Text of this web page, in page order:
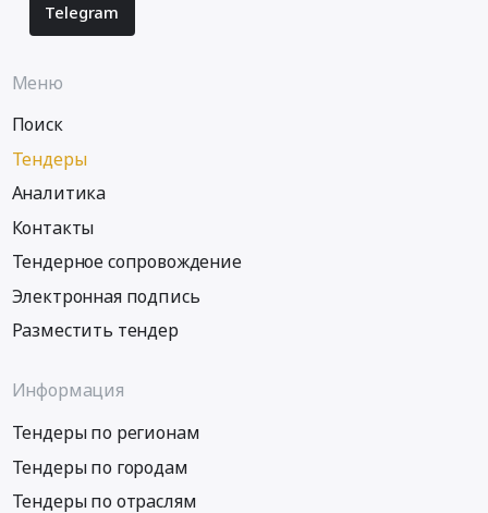
Telegram
Меню
Поиск
Тендеры
Аналитика
Контакты
Тендерное сопровождение
Электронная подпись
Разместить тендер
Информация
Тендеры по регионам
Тендеры по городам
Тендеры по отраслям